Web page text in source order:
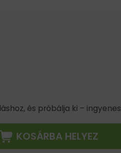
és próbálja ki – ingyenes
KOSÁRBA HELYEZ